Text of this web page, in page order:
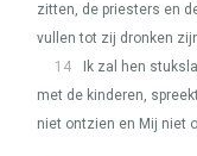
zitten, de priesters en
vullen tot zij dronken
14
Ik zal hen
met de kinderen,
niet ontzien en Mij niet